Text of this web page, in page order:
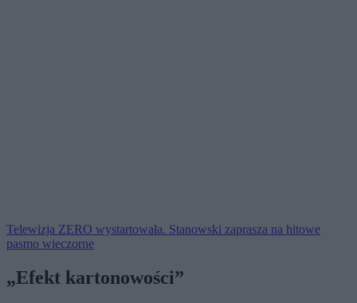
Telewizja ZERO wystartowała. Stanowski zaprasza na hitowe
pasmo wieczorne
„Efekt kartonowości”